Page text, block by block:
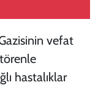
vefat
hastalıklar